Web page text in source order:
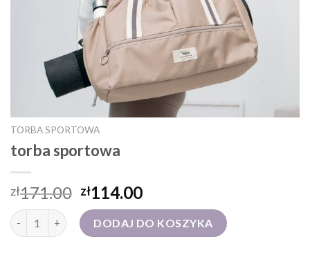
TORBA SPORTOWA
torba sportowa
zł171.00 zł114.00
ilość torba sportowaDODAJ DO KOSZYKA